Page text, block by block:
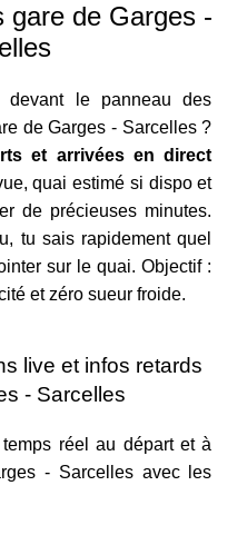
Horaires
gare de Garges -
devant le panneau des
de Garges - Sarcelles ?
et arrivées en direct
quai estimé si dispo et
de précieuses minutes.
tu sais rapidement quel
sur le quai. Objectif :
et zéro sueur froide.
live et infos retards
- Sarcelles
réel au départ et à
- Sarcelles avec les